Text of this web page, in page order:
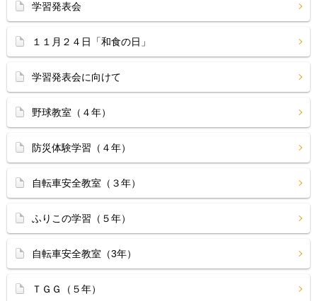
学習発表会
１１月２４日「和食の日」
学習発表会に向けて
野球教室（４年）
防災体験学習（４年）
自転車安全教室（３年）
ふりこの学習（５年）
自転車安全教室（3年）
ＴＧＧ（５年）